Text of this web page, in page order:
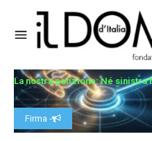
La nostra petizione: Né sinistra
Firma -